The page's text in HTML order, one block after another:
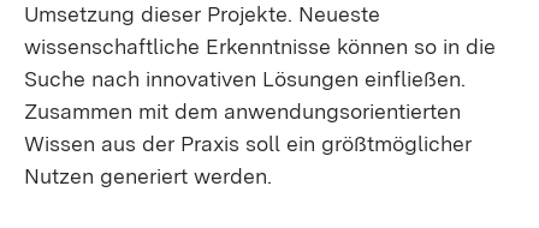
Umsetzung dieser Projekte. Neueste
wissenschaftliche Erkenntnisse können so in die
Suche nach innovativen Lösungen einfließen.
Zusammen mit dem anwendungsorientierten
Wissen aus der Praxis soll ein größtmöglicher
Nutzen generiert werden.